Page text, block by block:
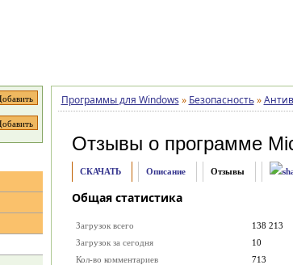
Программы для Windows » Безопасность »
Отзывы о программе
СКАЧАТЬ Описание Отзывы
Общая статистика
Загрузок всего
138 213
Загрузок за сегодня
10
Кол-во комментариев
713